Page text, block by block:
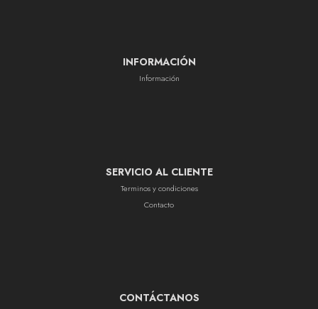
INFORMACIÓN
Información
SERVICIO AL CLIENTE
Terminos y condiciones
Contacto
CONTÁCTANOS